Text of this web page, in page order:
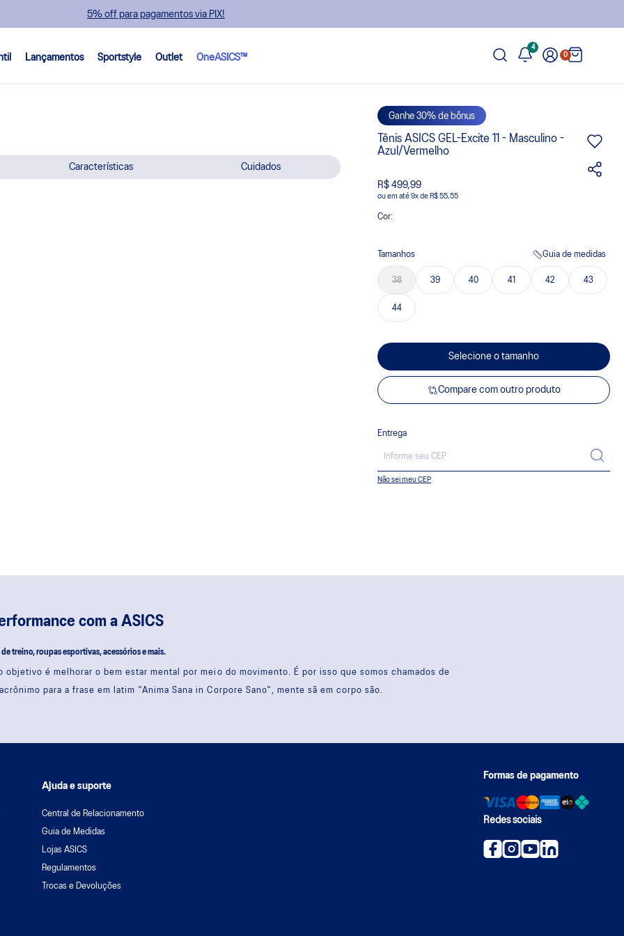
5% off para pagamentos via PIX!
Lançamentos Sportstyle Outlet OneASICS™
4
0
Características Cuidados
Ganhe 30% de bônus
Tênis ASICS GEL-Excite 11 - Masculino -
Azul/Vermelho
R$ 499,99
ou 9x de R$ 55,55
Cor:
Tamanhos Guia de medidas
38 39 40 41 42 43
44
Selecione o tamanho
Compare com outro produto
Entrega
Não sei meu CEP
com a ASICS
de treino, roupas esportivas, acessórios e mais.
objetivo é melhorar o bem estar mental por meio do movimento. É por isso que somos chamados de
para a frase em latim "Anima Sana in Corpore Sano", mente sã em corpo são.
Ajuda e suporte
Central de Relacionamento
Guia de Medidas
Lojas ASICS
Regulamentos
Trocas e Devoluções
Formas de pagamento
Redes sociais